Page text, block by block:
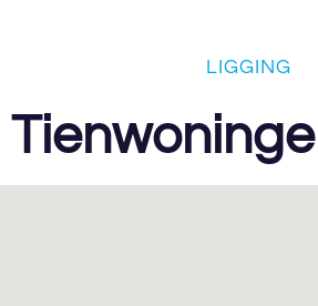
LIGGING